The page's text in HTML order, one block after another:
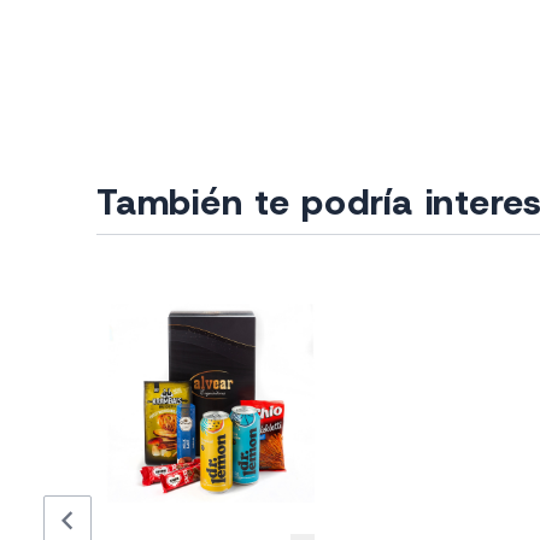
También te podría
chevron_left